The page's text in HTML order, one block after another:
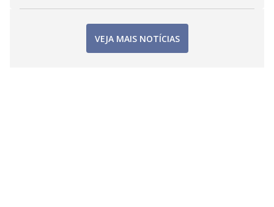
VEJA MAIS NOTÍCIAS